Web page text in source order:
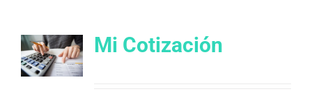
Mi Cotización